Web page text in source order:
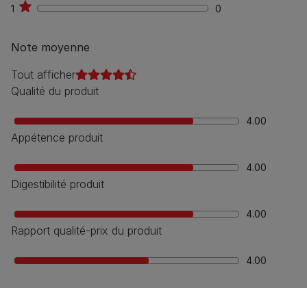
1
0 0
Note moyenne
Tout afficher
Qualité du produit
4.00
Appétence produit
4.00
Digestibilité produit
4.00
Rapport qualité-prix du produit
4.00